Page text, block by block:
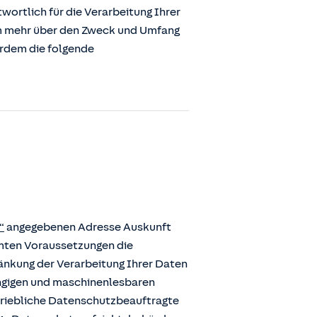
für die Verarbeitung Ihrer
über den Zweck und Umfang
die folgende
angegebenen Adresse Auskunft
Voraussetzungen die
der Verarbeitung Ihrer Daten
und maschinenlesbaren
Datenschutzbeauftragte